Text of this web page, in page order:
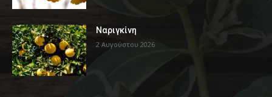
Ναριγκίνη
2 Αυγούστου 2026